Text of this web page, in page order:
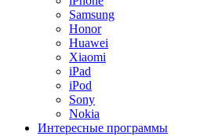
Samsung
Honor
Huawei
Xiaomi
iPad
iPod
Sony
Nokia
Интересные программы